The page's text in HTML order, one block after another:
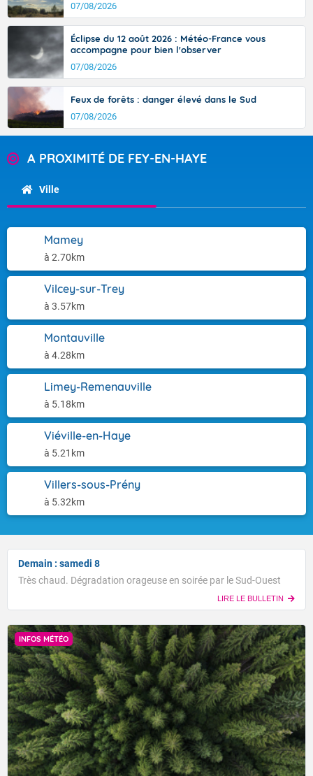
07/08/2026
Éclipse du 12 août 2026 : Météo-France vous
accompagne pour bien l'observer
07/08/2026
Feux de forêts : danger élevé dans le Sud
07/08/2026
A PROXIMITÉ DE FEY-EN-HAYE
Ville
Mamey
à 2.70km
Vilcey-sur-Trey
à 3.57km
Montauville
à 4.28km
Limey-Remenauville
à 5.18km
Viéville-en-Haye
à 5.21km
Villers-sous-Prény
à 5.32km
Demain : samedi 8
Très chaud. Dégradation orageuse en soirée par le Sud-Ouest
LIRE LE BULLETIN
INFOS MÉTÉO